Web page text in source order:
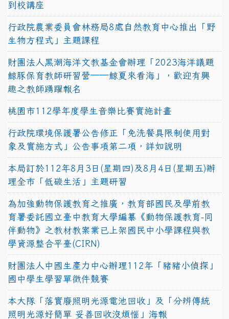
到校講座
行政院農業委員會林務局8處自然教育中心推出「野
生物方程式」主題課程
財團法人黑潮海洋文教基金會辦理「2023海洋議題
鯨豚保育教師研習營──鯨夏來看海」，歡迎有興
趣之教師踴躍報名
桃園市112學年度學生音樂比賽實施計畫
行政院環境保護署公告修正「免洗餐具限制使用對
象及實施方式」公告事項第二項，詳如說明
本局訂於112年8月3日(星期四)及8月4日(星期五)辦
理全市「低碳生活」主題研習
為加強動物保護教育之推廣，教育部國民及學前教
育署委託國立臺中教育大學編纂《動物保護教育-同
伴動物》之教材教案業已上架國民中小學課程與教
學資源整合平臺(CIRN)
財團法人中國生產力中心辦理112年「豬豬小偵探」
國中學生學習單徵件競賽
本大隊「落實廢照明光源電池回收」及「分辨傳統
照明光源好簡單 妥善回收沒煩惱」海報